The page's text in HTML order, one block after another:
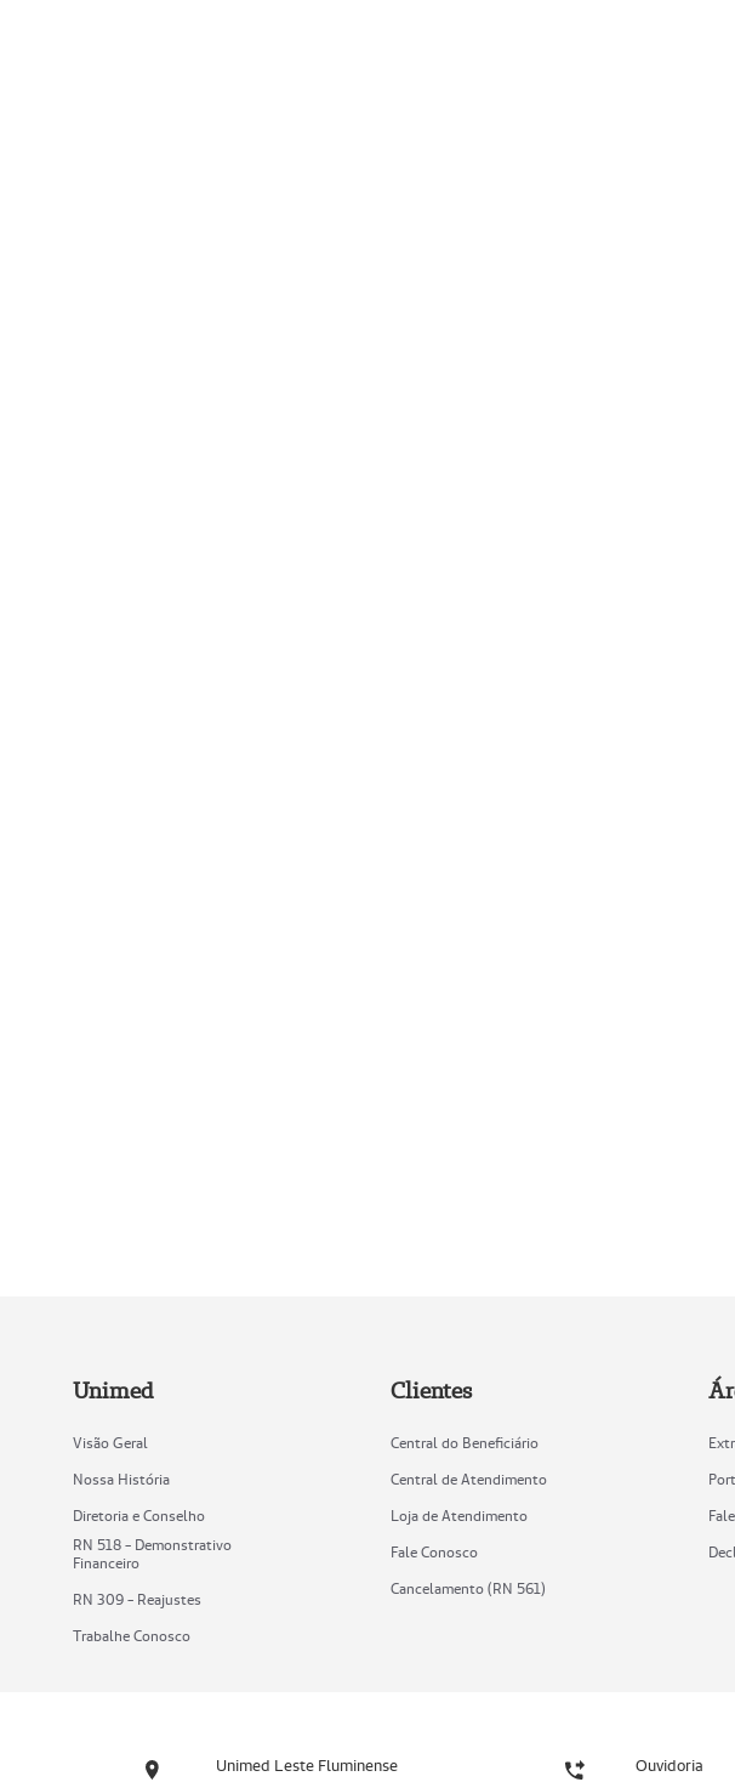
Unimed
Visão Geral
Nossa História
Diretoria e Conselho
RN 518 - Demonstrativo
Financeiro
RN 309 - Reajustes
Trabalhe Conosco
Clientes
Central do Beneficiário
Central de Atendimento
Loja de Atendimento
Fale Conosco
Cancelamento (RN 561)
Unimed Leste Fluminense Ouvidoria